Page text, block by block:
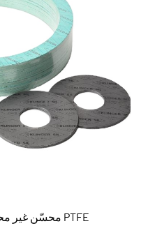
9900/9900N محسّن غير محسّن لمواد حشية ورقة PTFE